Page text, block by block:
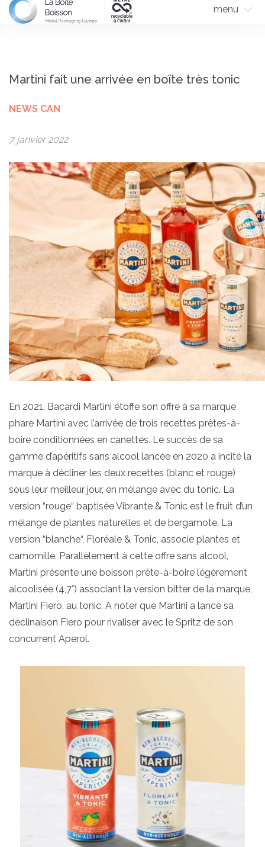
menu
Martini fait une arrivée en boîte très tonic
NEWS CAN
7 janvier 2022
En 2021, Bacardi Martini étoffe son offre à sa marque
phare Martini avec l’arrivée de trois recettes prêtes-à-
boire conditionnées en canettes. Le succès de sa
gamme d’apéritifs sans alcool lancée en 2020 a incité la
marque à décliner les deux recettes (blanc et rouge)
sous leur meilleur jour, en mélange avec du tonic. La
version “rouge“ baptisée Vibrante & Tonic est le fruit d’un
mélange de plantes naturelles et de bergamote. La
version “blanche“, Floréale & Tonic, associe plantes et
camomille. Parallèlement à cette offre sans alcool,
Martini présente une boisson prête-à-boire légèrement
alcoolisée (4,7°) associant la version bitter de la marque,
Martini Fiero, au tonic. A noter que Martini a lancé sa
déclinaison Fiero pour rivaliser avec le Spritz de son
concurrent Aperol.